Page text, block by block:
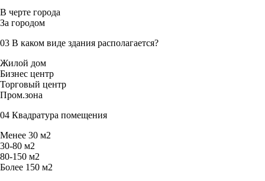
В черте города
За городом
03 В каком виде здания располагается?
Жилой дом
Бизнес центр
Торговый центр
Пром.зона
04 Квадратура помещения
Менее 30 м2
30-80 м2
80-150 м2
Более 150 м2